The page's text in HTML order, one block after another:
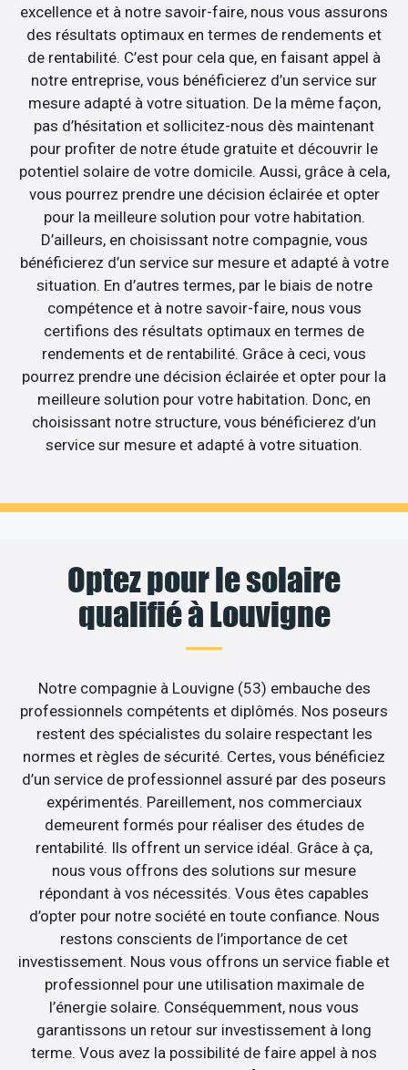
excellence et à notre savoir-faire, nous vous assurons
des résultats optimaux en termes de rendements et
de rentabilité. C’est pour cela que, en faisant appel à
notre entreprise, vous bénéficierez d’un service sur
mesure adapté à votre situation. De la même façon,
pas d’hésitation et sollicitez-nous dès maintenant
pour profiter de notre étude gratuite et découvrir le
potentiel solaire de votre domicile. Aussi, grâce à cela,
vous pourrez prendre une décision éclairée et opter
pour la meilleure solution pour votre habitation.
D’ailleurs, en choisissant notre compagnie, vous
bénéficierez d’un service sur mesure et adapté à votre
situation. En d’autres termes, par le biais de notre
compétence et à notre savoir-faire, nous vous
certifions des résultats optimaux en termes de
rendements et de rentabilité. Grâce à ceci, vous
pourrez prendre une décision éclairée et opter pour la
meilleure solution pour votre habitation. Donc, en
choisissant notre structure, vous bénéficierez d’un
service sur mesure et adapté à votre situation.
Optez pour le solaire
qualifié à Louvigne
Notre compagnie à Louvigne (53) embauche des
professionnels compétents et diplômés. Nos poseurs
restent des spécialistes du solaire respectant les
normes et règles de sécurité. Certes, vous bénéficiez
d’un service de professionnel assuré par des poseurs
expérimentés. Pareillement, nos commerciaux
demeurent formés pour réaliser des études de
rentabilité. Ils offrent un service idéal. Grâce à ça,
nous vous offrons des solutions sur mesure
répondant à vos nécessités. Vous êtes capables
d’opter pour notre société en toute confiance. Nous
restons conscients de l’importance de cet
investissement. Nous vous offrons un service fiable et
professionnel pour une utilisation maximale de
l’énergie solaire. Conséquemment, nous vous
garantissons un retour sur investissement à long
terme. Vous avez la possibilité de faire appel à nos